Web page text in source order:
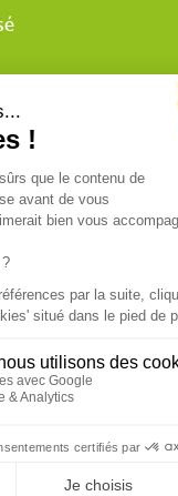
2024 - Réalisation :